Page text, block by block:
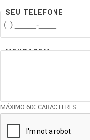
SEU TELEFONE
MENSAGEM
MÁXIMO 600 CARACTERES.